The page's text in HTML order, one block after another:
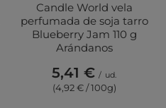
Candle World vela
perfumada de soja tarro
Blueberry Jam 110 g
Arándanos
5,41 € / ud.
(4,92 € / 100g)